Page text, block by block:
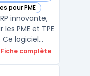
pour PME
innovante,
PME et TPE
logiciel
efficace des
Fiche complète